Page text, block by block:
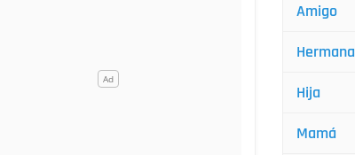
Amigo
Hermana
Hija
Mamá